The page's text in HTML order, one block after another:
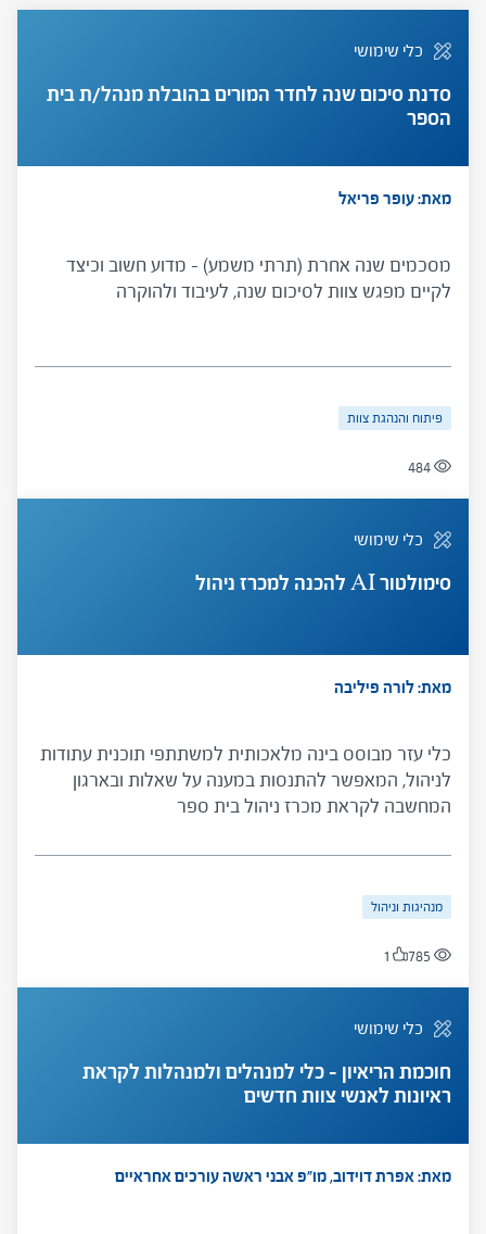
כלי שימושי
סדנת סיכום שנה לחדר המורים בהובלת מנהל/ת בית
הספר
מאת: עופר פריאל
מסכמים שנה אחרת (תרתי משמע) – מדוע חשוב וכיצד
לקיים מפגש צוות לסיכום שנה, לעיבוד ולהוקרה
פיתוח והנהגת צוות
484
כלי שימושי
סימולטור AI להכנה למכרז ניהול
מאת: לורה פיליבה
כלי עזר מבוסס בינה מלאכותית למשתתפי תוכנית עתודות
לניהול, המאפשר להתנסות במענה על שאלות ובארגון
המחשבה לקראת מכרז ניהול בית ספר
מנהיגות וניהול
785
1
כלי שימושי
חוכמת הריאיון – כלי למנהלים ולמנהלות לקראת
ראיונות לאנשי צוות חדשים
מאת: אפרת דוידוב, מו"פ אבני ראשהעורכים אחראיים